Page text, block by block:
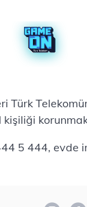
Türk
kişiliği
5 444, evde